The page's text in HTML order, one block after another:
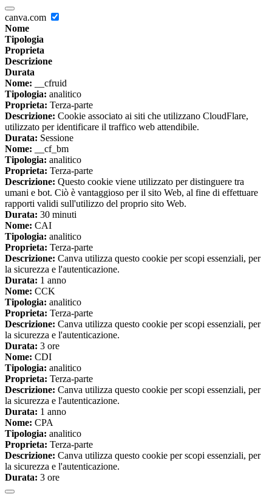
canva.com
Nome
Tipologia
Proprieta
Descrizione
Durata
Nome: __cfruid
Tipologia: analitico
Proprieta: Terza-parte
Descrizione: Cookie associato ai siti che utilizzano CloudFlare,
utilizzato per identificare il traffico web attendibile.
Durata: Sessione
Nome: __cf_bm
Tipologia: analitico
Proprieta: Terza-parte
Descrizione: Questo cookie viene utilizzato per distinguere tra
umani e bot. Ciò è vantaggioso per il sito Web, al fine di effettuare
rapporti validi sull'utilizzo del proprio sito Web.
Durata: 30 minuti
Nome: CAI
Tipologia: analitico
Proprieta: Terza-parte
Descrizione: Canva utilizza questo cookie per scopi essenziali, per
la sicurezza e l'autenticazione.
Durata: 1 anno
Nome: CCK
Tipologia: analitico
Proprieta: Terza-parte
Descrizione: Canva utilizza questo cookie per scopi essenziali, per
la sicurezza e l'autenticazione.
Durata: 3 ore
Nome: CDI
Tipologia: analitico
Proprieta: Terza-parte
Descrizione: Canva utilizza questo cookie per scopi essenziali, per
la sicurezza e l'autenticazione.
Durata: 1 anno
Nome: CPA
Tipologia: analitico
Proprieta: Terza-parte
Descrizione: Canva utilizza questo cookie per scopi essenziali, per
la sicurezza e l'autenticazione.
Durata: 3 ore